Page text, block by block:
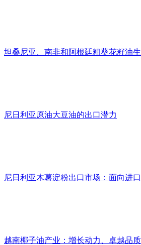
坦桑尼亚、南非和阿根廷粗葵花籽油
尼日利亚原油大豆油的出口潜力
尼日利亚木薯淀粉出口市场：面向进
越南椰子油产业：增长动力、卓越品